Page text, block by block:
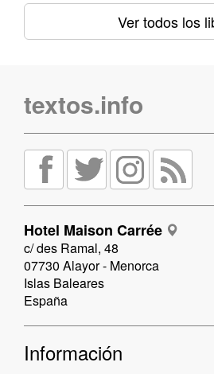
Ver todos los
textos.info
Hotel Maison Carrée
c/ des Ramal, 48
07730 Alayor - Menorca
Islas Baleares
España
Información